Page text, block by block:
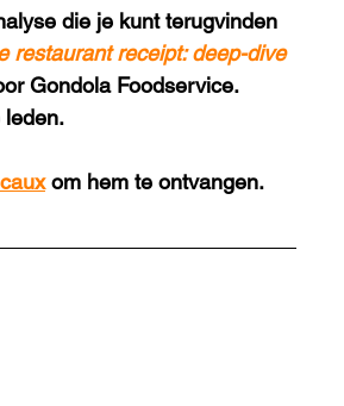
die je kunt terugvinden
restaurant receipt: deep-dive
Gondola Foodservice.
leden.
om hem te ontvangen.